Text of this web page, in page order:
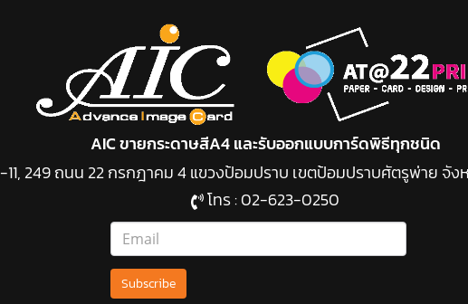
AIC ขายกระดาษสีA4 และรับออกแบบการ์ดพิธีทุกชนิด
249 ถนน 22 กรกฎาคม 4 แขวงป้อมปราบ เขตป้อมปราบศัตรูพ่าย จัง
โทร :02-623-0250
Subscribe